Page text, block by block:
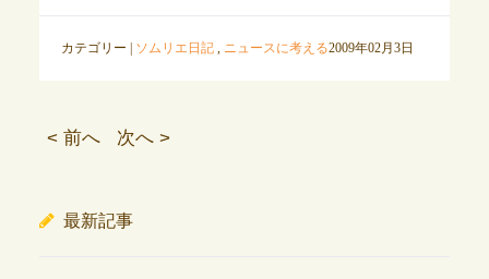
カテゴリー | ソムリエ日記, ニュースに考える2009年02月3日
< 前へ 次へ >
最新記事